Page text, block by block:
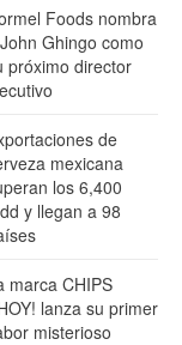
Foods nombra
Ghingo como
próximo director
de
mexicana
los 6,400
y llegan a 98
marca CHIPS
lanza su primer
misterioso